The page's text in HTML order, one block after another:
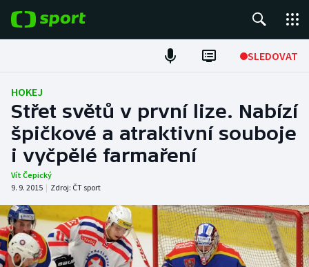
SLEDOVAT
ME v atletice
ME v plavání
Fotbal
Hokej
Tenis
DALŠÍ SPORTY
HOKEJ
Střet světů v první lize. Nabízí
špičkové a atraktivní souboje
i vyčpělé farmaření
Vít Čepický
9. 9. 2015 | Zdroj: ČT sport